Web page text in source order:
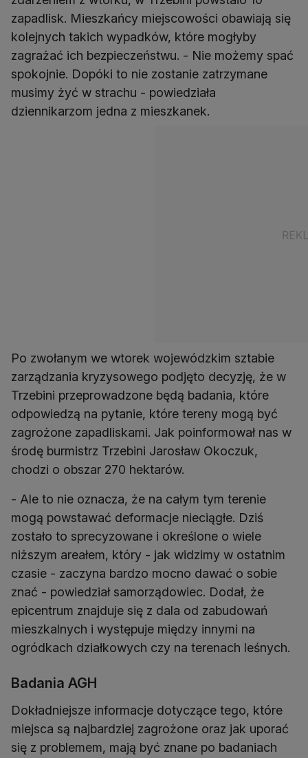
zapadlisk. Mieszkańcy miejscowości obawiają się
kolejnych takich wypadków, które mogłyby
zagrażać ich bezpieczeństwu. - Nie możemy spać
spokojnie. Dopóki to nie zostanie zatrzymane
musimy żyć w strachu - powiedziała
dziennikarzom jedna z mieszkanek.
Po zwołanym we wtorek wojewódzkim sztabie
zarządzania kryzysowego podjęto decyzję, że w
Trzebini przeprowadzone będą badania, które
odpowiedzą na pytanie, które tereny mogą być
zagrożone zapadliskami. Jak poinformował nas w
środę burmistrz Trzebini Jarosław Okoczuk,
chodzi o obszar 270 hektarów.
- Ale to nie oznacza, że na całym tym terenie
mogą powstawać deformacje nieciągłe. Dziś
zostało to sprecyzowane i określone o wiele
niższym areałem, który - jak widzimy w ostatnim
czasie - zaczyna bardzo mocno dawać o sobie
znać - powiedział samorządowiec. Dodał, że
epicentrum znajduje się z dala od zabudowań
mieszkalnych i występuje między innymi na
ogródkach działkowych czy na terenach leśnych.
Badania AGH
Dokładniejsze informacje dotyczące tego, które
miejsca są najbardziej zagrożone oraz jak uporać
się z problemem, mają być znane po badaniach